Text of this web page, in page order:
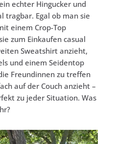
echter Hingucker und
tragbar. Egal ob man sie
einem Crop-Top
zum Einkaufen casual
Sweatshirt anzieht,
und einem Seidentop
Freundinnen zu treffen
auf der Couch anzieht –
zu jeder Situation. Was